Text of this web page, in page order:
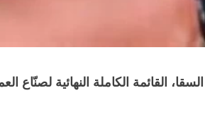
القائمة الكاملة النهائية لصنّاع